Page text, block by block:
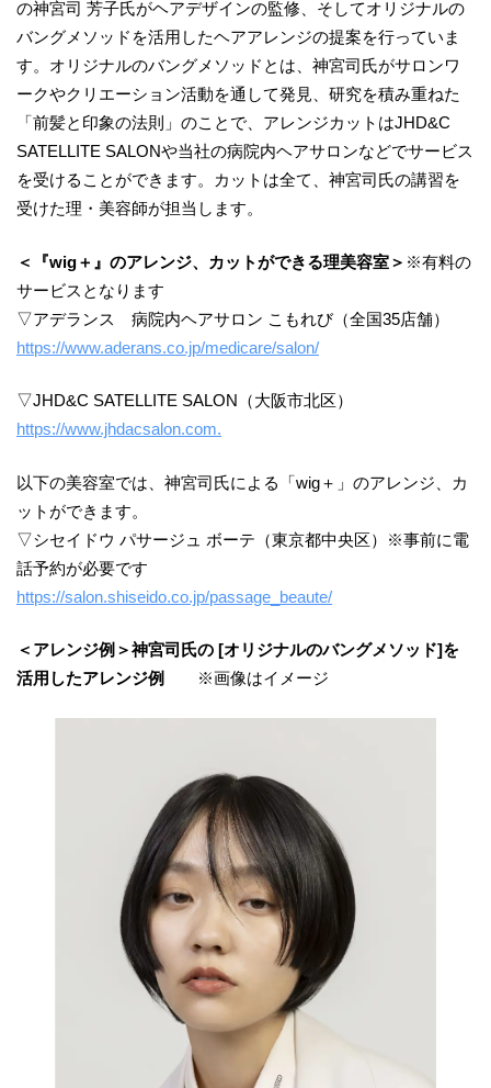
の神宮司 芳子氏がヘアデザインの監修、そしてオリジナルの
バングメソッドを活用したヘアアレンジの提案を行っていま
す。オリジナルのバングメソッドとは、神宮司氏がサロンワ
ークやクリエーション活動を通して発見、研究を積み重ねた
「前髪と印象の法則」のことで、アレンジカットはJHD&C
SATELLITE SALONや当社の病院内ヘアサロンなどでサービス
を受けることができます。カットは全て、神宮司氏の講習を
受けた理・美容師が担当します。
＜『wig＋』のアレンジ、カットができる理美容室＞ ※有料の
サービスとなります
▽アデランス 病院内ヘアサロン こもれび（全国35店舗）
https://www.aderans.co.jp/medicare/salon/
▽JHD&C SATELLITE SALON（大阪市北区）
https://www.jhdacsalon.com.
以下の美容室では、神宮司氏による「wig＋」のアレンジ、カ
ットができます。
▽シセイドウ パサージュ ボーテ（東京都中央区）※事前に電
話予約が必要です
https://salon.shiseido.co.jp/passage_beaute/
＜アレンジ例＞神宮司氏の [オリジナルのバングメソッド]を
活用したアレンジ例
※画像はイメージ